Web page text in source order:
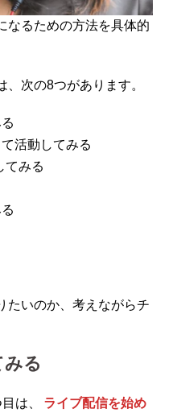
なるための方法を具体的
次の8つがあります。
活動してみる
てみる
たいのか、考えながらチ
る
は、
ライブ配信を始め